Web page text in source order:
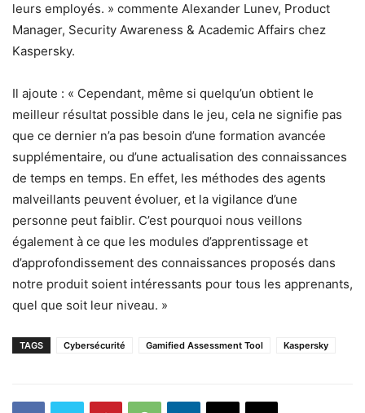
leurs employés. » commente Alexander Lunev, Product
Manager, Security Awareness & Academic Affairs chez
Kaspersky.
Il ajoute : « Cependant, même si quelqu’un obtient le
meilleur résultat possible dans le jeu, cela ne signifie pas
que ce dernier n’a pas besoin d’une formation avancée
supplémentaire, ou d’une actualisation des connaissances
de temps en temps. En effet, les méthodes des agents
malveillants peuvent évoluer, et la vigilance d’une
personne peut faiblir. C’est pourquoi nous veillons
également à ce que les modules d’apprentissage et
d’approfondissement des connaissances proposés dans
notre produit soient intéressants pour tous les apprenants,
quel que soit leur niveau. »
TAGS Cybersécurité Gamified Assessment Tool Kaspersky